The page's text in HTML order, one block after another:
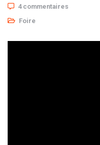
4 commentaires
Foire